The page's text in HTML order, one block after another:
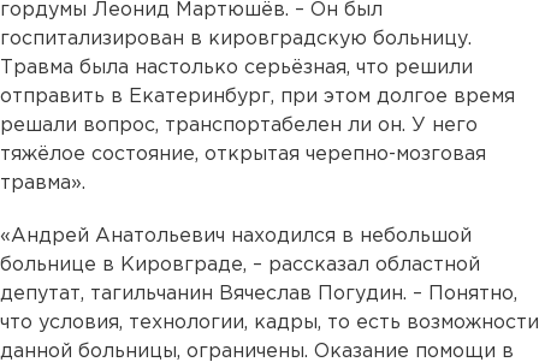
гордумы Леонид Мартюшёв. – Он был
госпитализирован в кировградскую больницу.
Травма была настолько серьёзная, что решили
отправить в Екатеринбург, при этом долгое время
решали вопрос, транспортабелен ли он. У него
тяжёлое состояние, открытая черепно-мозговая
травма».
«Андрей Анатольевич находился в небольшой
больнице в Кировграде, – рассказал областной
депутат, тагильчанин Вячеслав Погудин. – Понятно,
что условия, технологии, кадры, то есть возможности
данной больницы, ограничены. Оказание помощи в